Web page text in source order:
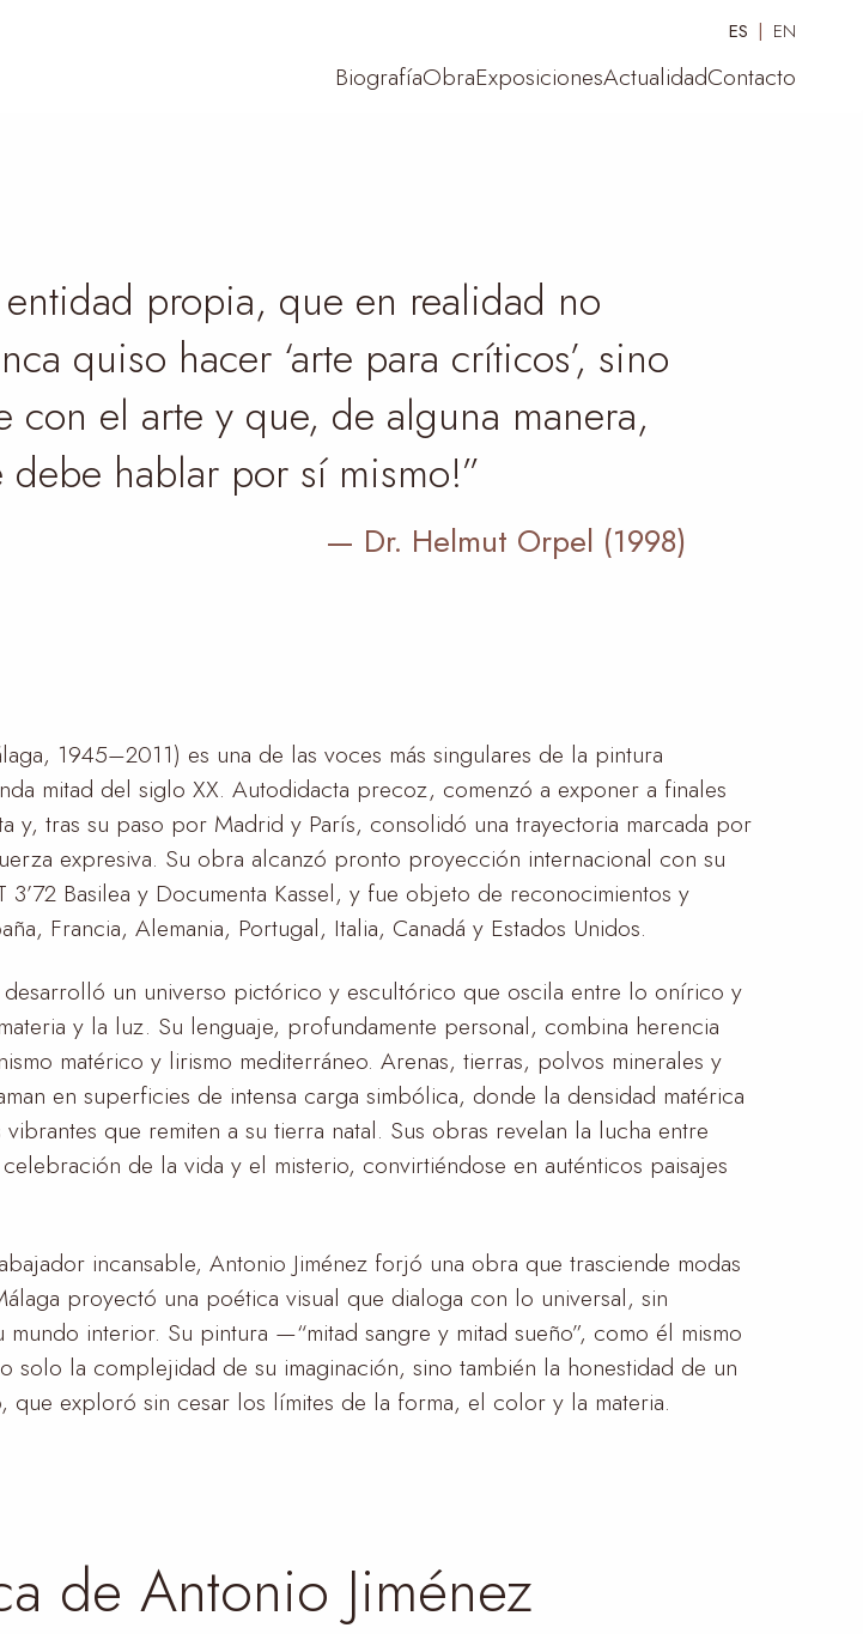
ES EN
BiografíaObraExposicionesActualidadContacto
propia, que en realidad no
quiso hacer ‘arte para críticos’, sino
el arte y que, de alguna manera,
debe hablar por sí mismo!”
— Dr. Helmut Orpel (1998)
1945–2011) es una de las voces más singulares de la pintura
mitad del siglo XX. Autodidacta precoz, comenzó a exponer a finales
y, tras su paso por Madrid y París, consolidó una trayectoria marcada por
expresiva. Su obra alcanzó pronto proyección internacional con su
3’72 Basilea y Documenta Kassel, y fue objeto de reconocimientos y
Francia, Alemania, Portugal, Italia, Canadá y Estados Unidos.
un universo pictórico y escultórico que oscila entre lo onírico y
y la luz. Su lenguaje, profundamente personal, combina herencia
matérico y lirismo mediterráneo. Arenas, tierras, polvos minerales y
en superficies de intensa carga simbólica, donde la densidad matérica
que remiten a su tierra natal. Sus obras revelan la lucha entre
de la vida y el misterio, convirtiéndose en auténticos paisajes
incansable, Antonio Jiménez forjó una obra que trasciende modas
proyectó una poética visual que dialoga con lo universal, sin
mundo interior. Su pintura —“mitad sangre y mitad sueño”, como él mismo
la complejidad de su imaginación, sino también la honestidad de un
que exploró sin cesar los límites de la forma, el color y la materia.
de Antonio Jiménez